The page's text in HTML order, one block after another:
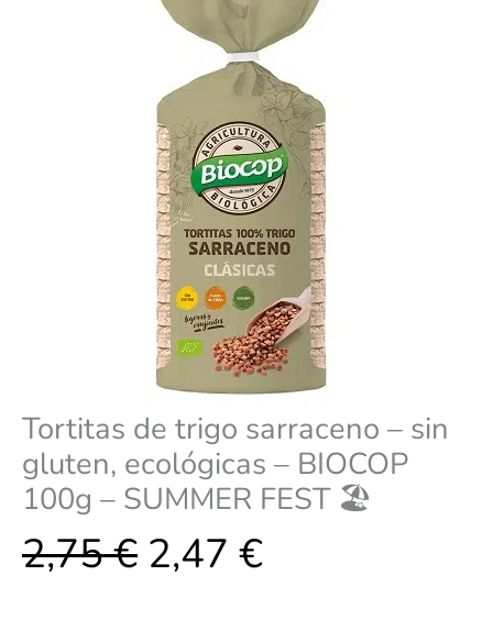
Tortitas de trigo sarraceno – sin
gluten, ecológicas – BIOCOP
100g – SUMMER FEST 🏖️
2,75€
era:
2,75 €.
2,47 €
es:
2,47 €.